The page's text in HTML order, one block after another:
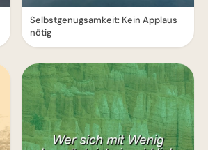
Selbstgenugsamkeit: Kein Applaus
nötig